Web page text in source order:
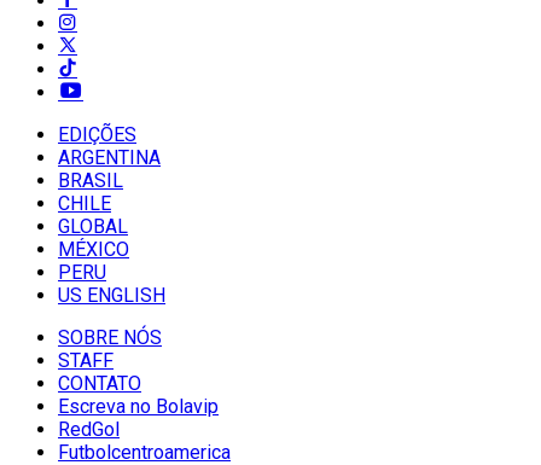
EDIÇÕES
ARGENTINA
BRASIL
CHILE
GLOBAL
MÉXICO
PERU
US ENGLISH
SOBRE NÓS
STAFF
CONTATO
Escreva no Bolavip
RedGol
Futbolcentroamerica